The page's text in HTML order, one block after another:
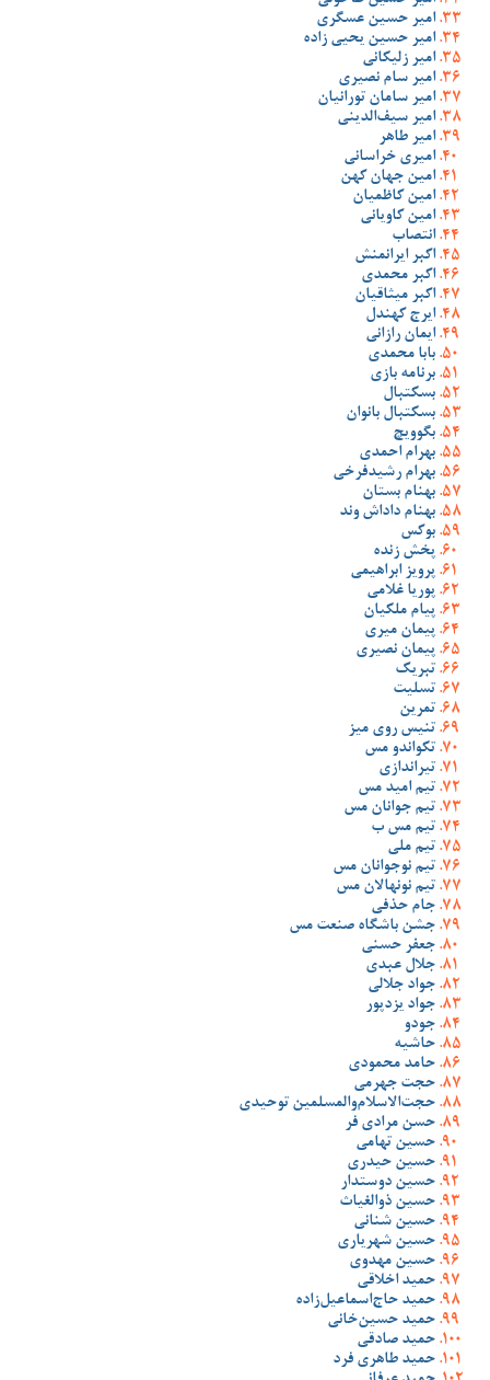
امیر حسین عسگری
امیر حسین یحیی زاده
امیر زلیکانی
امیر سام نصیری
امیر سامان تورانیان
امیر سیف‌الدینی
امیر طاهر
امیری خراسانی
امین جهان کهن
امین کاظمیان
امین کاویانی
انتصاب
اکبر ایرانمنش
اکبر محمدی
اکبر میثاقیان
ایرج کهندل
ایمان رازانی
بابا محمدی
برنامه بازی
بسکتبال
بسکتبال بانوان
بگوویچ
بهرام احمدی
بهرام رشیدفرخی
بهنام بستان
بهنام داداش وند
بوکس
پخش زنده
پرویز ابراهیمی
پوریا غلامی
پیام ملکیان
پیمان میری
پیمان نصیری
تبریک
تسلیت
تمرین
تنیس روی میز
تکواندو مس
تیراندازی
تیم امید مس
تیم جوانان مس
تیم مس ب
تیم ملی
تیم نوجوانان مس
تیم نونهالان مس
جام حذفی
جشن باشگاه صنعت مس
جعفر حسنی
جلال عبدی
جواد جلالی
جواد یزدپور
جودو
حاشیه
حامد محمودی
حجت جهرمی
حجت‌الاسلام‌والمسلمین توحیدی
حسن مرادی فر
حسین تهامی
حسین حیدری
حسین دوستدار
حسین ذوالغیاث
حسین شنانی
حسین شهریاری
حسین مهدوی
حمید اخلاقی
حمید حاج‌اسماعیل‌زاده
حمید حسین‌خانی
حمید صادقی
حمید طاهری فرد